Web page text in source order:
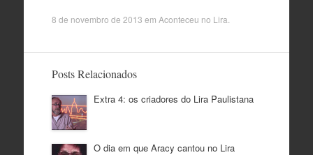
8 de novembro de 2013 em Aconteceu no Lira
Posts Relacionados
Extra 4: os criadores do Lira Paulistana
O dia em que Aracy cantou no Lira